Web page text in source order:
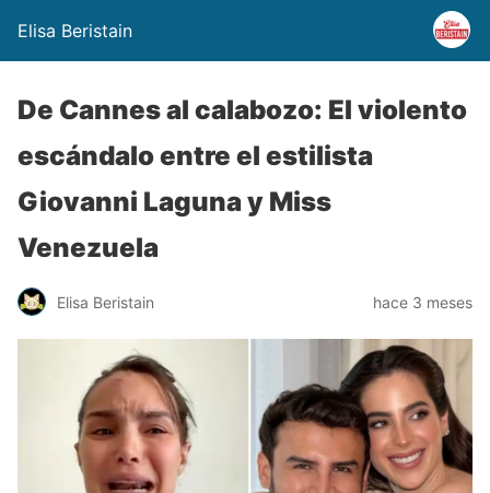
Elisa Beristain
De Cannes al calabozo: El violento
escándalo entre el estilista
Giovanni Laguna y Miss
Venezuela
Elisa Beristain hace 3 meses